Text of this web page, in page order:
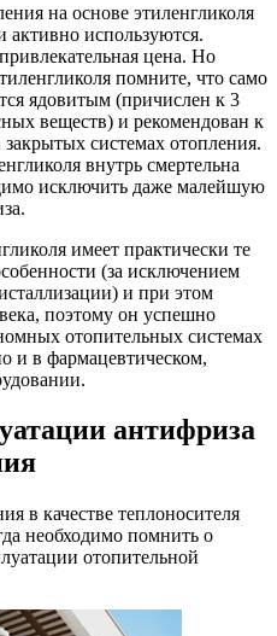
на основе этиленгликоля
активно используются.
цена. Но
помните, что само
ядовитым (причислен к 3
веществ) и рекомендован к
системах отопления.
внутрь смертельна
исключить даже малейшую
имеет практически те
(за исключением
и при этом
поэтому он успешно
отопительных системах
и в фармацевтическом,
антифриза
в качестве теплоносителя
необходимо помнить о
отопительной